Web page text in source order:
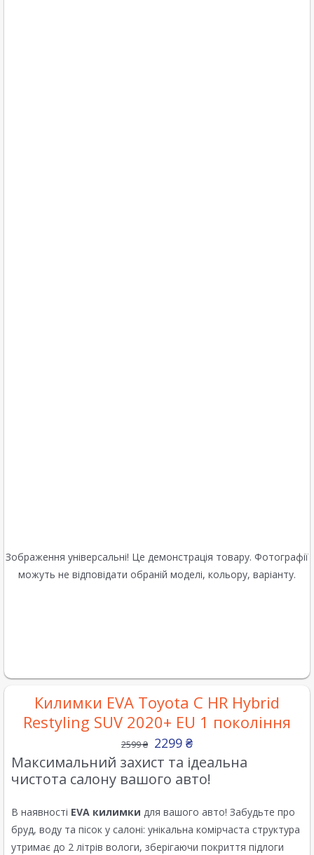
Зображення універсальні! Це демонстрація товару. Фотографії
можуть не відповідати обраній моделі, кольору, варіанту.
Килимки EVA Toyota C HR Hybrid
Restyling SUV 2020+ EU 1 покоління
2599₴ 2299 ₴
Максимальний захист та ідеальна
чистота салону вашого авто!
В наявності EVA килимки для вашого авто! Забудьте про
бруд, воду та пісок у салоні: унікальна комірчаста структура
утримає до 2 літрів вологи, зберігаючи покриття підлоги